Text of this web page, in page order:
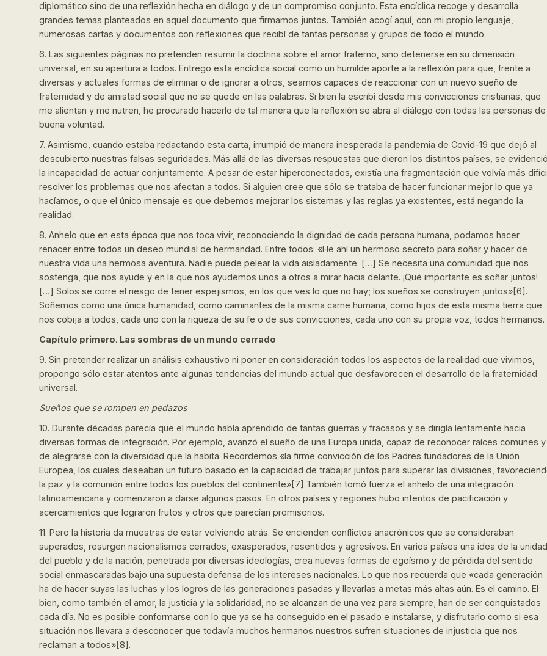
diplomático sino de una reflexión hecha en diálogo y de un compromiso conjunto. Esta encíclica recoge y desarrolla
grandes temas planteados en aquel documento que firmamos juntos. También acogí aquí, con mi propio lenguaje,
numerosas cartas y documentos con reflexiones que recibí de tantas personas y grupos de todo el mundo.
6. Las siguientes páginas no pretenden resumir la doctrina sobre el amor fraterno, sino detenerse en su dimensión
universal, en su apertura a todos. Entrego esta encíclica social como un humilde aporte a la reflexión para que, frente a
diversas y actuales formas de eliminar o de ignorar a otros, seamos capaces de reaccionar con un nuevo sueño de
fraternidad y de amistad social que no se quede en las palabras. Si bien la escribí desde mis convicciones cristianas, que
me alientan y me nutren, he procurado hacerlo de tal manera que la reflexión se abra al diálogo con todas las personas de
buena voluntad.
7. Asimismo, cuando estaba redactando esta carta, irrumpió de manera inesperada la pandemia de Covid-19 que dejó al
descubierto nuestras falsas seguridades. Más allá de las diversas respuestas que dieron los distintos países, se
la incapacidad de actuar conjuntamente. A pesar de estar hiperconectados, existía una fragmentación que volvía más
resolver los problemas que nos afectan a todos. Si alguien cree que sólo se trataba de hacer funcionar mejor lo que ya
hacíamos, o que el único mensaje es que debemos mejorar los sistemas y las reglas ya existentes, está negando la
realidad.
8. Anhelo que en esta época que nos toca vivir, reconociendo la dignidad de cada persona humana, podamos hacer
renacer entre todos un deseo mundial de hermandad. Entre todos: «He ahí un hermoso secreto para soñar y hacer de
nuestra vida una hermosa aventura. Nadie puede pelear la vida aisladamente. […] Se necesita una comunidad que nos
sostenga, que nos ayude y en la que nos ayudemos unos a otros a mirar hacia delante. ¡Qué importante es soñar juntos!
[…] Solos se corre el riesgo de tener espejismos, en los que ves lo que no hay; los sueños se construyen juntos»[6].
Soñemos como una única humanidad, como caminantes de la misma carne humana, como hijos de esta misma tierra que
nos cobija a todos, cada uno con la riqueza de su fe o de sus convicciones, cada uno con su propia voz, todos hermanos.
Capítulo primero. Las sombras de un mundo cerrado
9. Sin pretender realizar un análisis exhaustivo ni poner en consideración todos los aspectos de la realidad que vivimos,
propongo sólo estar atentos ante algunas tendencias del mundo actual que desfavorecen el desarrollo de la fraternidad
universal.
Sueños que se rompen en pedazos
10. Durante décadas parecía que el mundo había aprendido de tantas guerras y fracasos y se dirigía lentamente hacia
diversas formas de integración. Por ejemplo, avanzó el sueño de una Europa unida, capaz de reconocer raíces comunes y
de alegrarse con la diversidad que la habita. Recordemos «la firme convicción de los Padres fundadores de la Unión
Europea, los cuales deseaban un futuro basado en la capacidad de trabajar juntos para superar las divisiones,
la paz y la comunión entre todos los pueblos del continente»[7].También tomó fuerza el anhelo de una integración
latinoamericana y comenzaron a darse algunos pasos. En otros países y regiones hubo intentos de pacificación y
acercamientos que lograron frutos y otros que parecían promisorios.
11. Pero la historia da muestras de estar volviendo atrás. Se encienden conflictos anacrónicos que se consideraban
superados, resurgen nacionalismos cerrados, exasperados, resentidos y agresivos. En varios países una idea de la unidad
del pueblo y de la nación, penetrada por diversas ideologías, crea nuevas formas de egoísmo y de pérdida del sentido
social enmascaradas bajo una supuesta defensa de los intereses nacionales. Lo que nos recuerda que «cada generación
ha de hacer suyas las luchas y los logros de las generaciones pasadas y llevarlas a metas más altas aún. Es el camino. El
bien, como también el amor, la justicia y la solidaridad, no se alcanzan de una vez para siempre; han de ser conquistados
cada día. No es posible conformarse con lo que ya se ha conseguido en el pasado e instalarse, y disfrutarlo como si esa
situación nos llevara a desconocer que todavía muchos hermanos nuestros sufren situaciones de injusticia que nos
reclaman a todos»[8].